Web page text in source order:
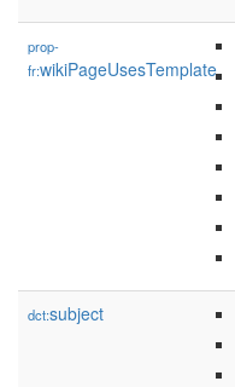
prop-
fr:wikiPageUsesTemplate
dct:subject